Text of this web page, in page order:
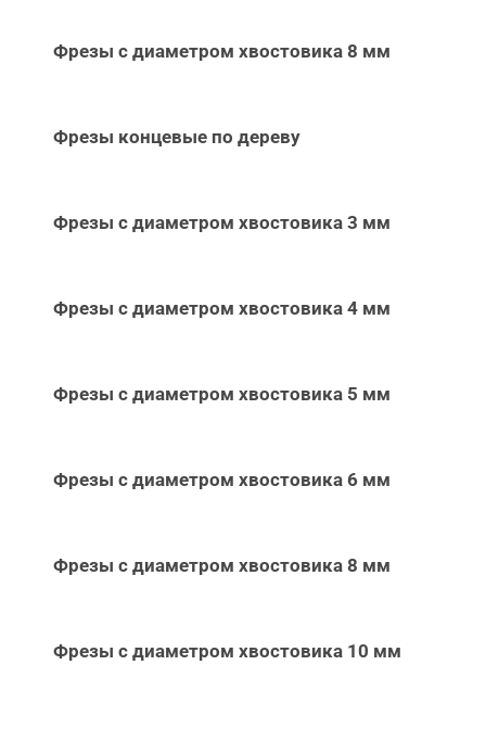
Фрезы с диаметром хвостовика 8 мм
Фрезы концевые по дереву
Фрезы с диаметром хвостовика 3 мм
Фрезы с диаметром хвостовика 4 мм
Фрезы с диаметром хвостовика 5 мм
Фрезы с диаметром хвостовика 6 мм
Фрезы с диаметром хвостовика 8 мм
Фрезы с диаметром хвостовика 10 мм